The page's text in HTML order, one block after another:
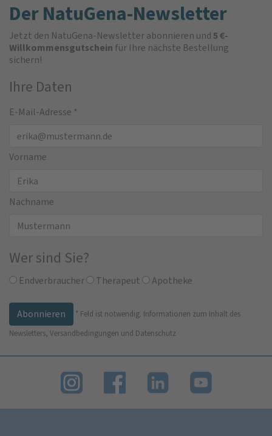
Der NatuGena-Newsletter
Jetzt den NatuGena-Newsletter abonnieren und5 €-
Willkommensgutschein für Ihre nächste Bestellung
sichern!
Ihre Daten
E-Mail-Adresse *
Vorname
Nachname
Wer sind Sie?
Endverbraucher Therapeut Apotheke
* Feld ist notwendig. Informationen zum Inhalt des
Newsletters, Versandbedingungen und Datenschutz